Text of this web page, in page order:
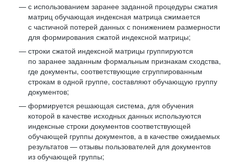
с использованием заранее заданной процедуры сжатия
матриц обучающая индексная матрица сжимается
с частичной потерей данных с понижением размерности
для формирования сжатой индексной матрицы;
строки сжатой индексной матрицы группируются
по заранее заданным формальным признакам сходства,
где документы, соответствующие сгруппированным
строкам в одной группе, составляют обучающую группу
документов;
формируется решающая система, для обучения
которой в качестве исходных данных используются
индексные строки документов соответствующей
обучающей группы документов, а в качестве ожидаемых
результатов — отзывы пользователей для документов
из обучающей группы;